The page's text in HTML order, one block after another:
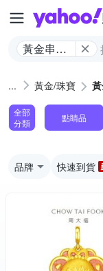
黃金串珠/
黃金/珠寶
全部
分類
點睛品
品牌 快速到貨